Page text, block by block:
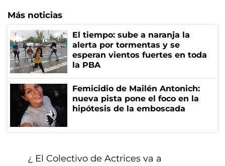
Más noticias
El tiempo: sube a naranja la
alerta por tormentas y se
esperan vientos fuertes en toda
la PBA
Femicidio de Mailén Antonich:
nueva pista pone el foco en la
hipótesis de la emboscada
¿ El Colectivo de Actrices va a